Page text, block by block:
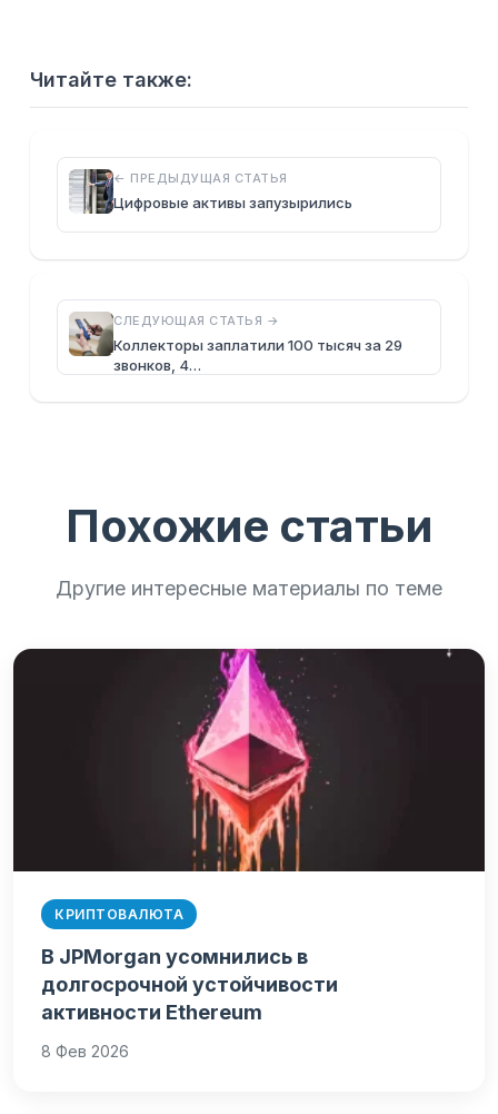
Читайте также:
← ПРЕДЫДУЩАЯ СТАТЬЯ
Цифровые активы запузырились
СЛЕДУЮЩАЯ СТАТЬЯ →
Коллекторы заплатили 100 тысяч за 29
звонков, 4…
Похожие статьи
Другие интересные материалы по теме
КРИПТОВАЛЮТА
В JPMorgan усомнились в
долгосрочной устойчивости
активности Ethereum
8 Фев 2026